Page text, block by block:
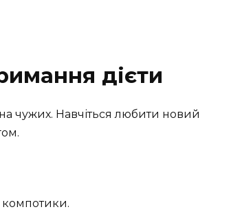
дієти
чужих. Навчіться любити новий
компотики.